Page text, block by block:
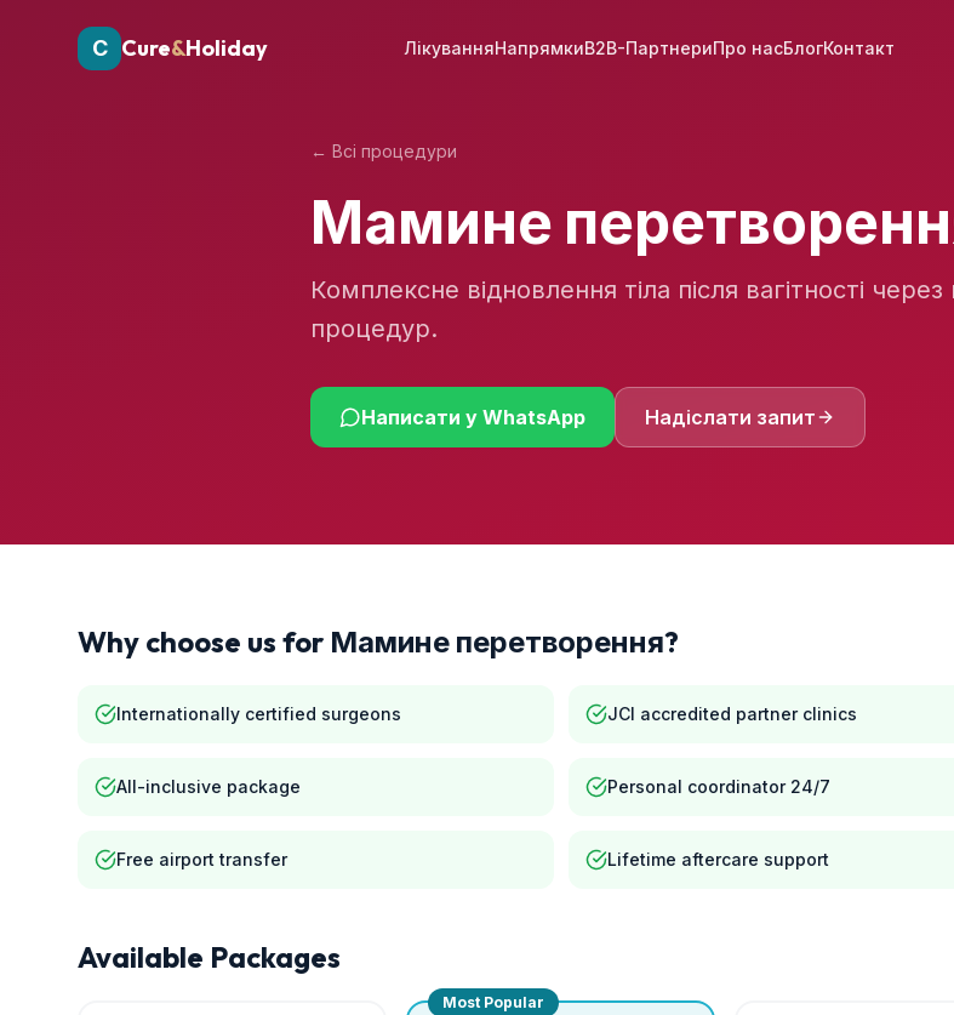
C Cure&Holiday ЛікуванняНапрямкиB2B-ПартнериПро насБлогКонтакт
← Всі процедури
Мамине
Комплексне відновлення тіла після вагітності через
процедур.
Написати у WhatsApp Надіслати запит
Why choose us for Мамине перетворення?
Internationally certified surgeons JCI accredited partner clinics
All-inclusive package Personal coordinator 24/7
Free airport transfer Lifetime aftercare support
Available Packages
Most Popular